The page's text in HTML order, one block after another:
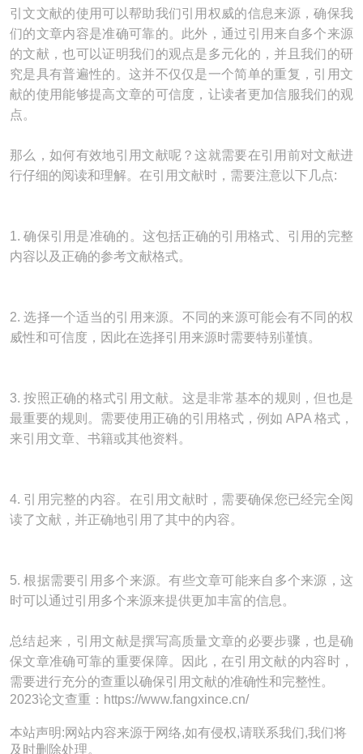
引文文献的使用可以帮助我们引用权威的信息来源，确保我
们的文章内容是准确可靠的。此外，通过引用来自多个来源
的文献，也可以证明我们的观点是多元化的，并且我们的研
究是具有普遍性的。这并不仅仅是一个简单的重复，引用文
献的使用能够提高文章的可信度，让读者更加信服我们的观
点。
那么，如何有效地引用文献呢？这就需要在引用前对文献进
行仔细的阅读和理解。在引用文献时，需要注意以下几点:
1. 确保引用是准确的。这包括正确的引用格式、引用的完整
内容以及正确的参考文献格式。
2. 选择一个适当的引用来源。不同的来源可能会有不同的权
威性和可信度，因此在选择引用来源时需要特别谨慎。
3. 按照正确的格式引用文献。这是非常基本的规则，但也是
最重要的规则。需要使用正确的引用格式，例如 APA 格式，
来引用文章、书籍或其他资料。
4. 引用完整的内容。在引用文献时，需要确保您已经完全阅
读了文献，并正确地引用了其中的内容。
5. 根据需要引用多个来源。有些文章可能来自多个来源，这
时可以通过引用多个来源来提供更加丰富的信息。
总结起来，引用文献是撰写高质量文章的必要步骤，也是确
保文章准确可靠的重要保障。因此，在引用文献的内容时，
需要进行充分的查重以确保引用文献的准确性和完整性。
2023论文查重：https://www.fangxince.cn/
本站声明:网站内容来源于网络,如有侵权,请联系我们,我们将
及时删除处理。